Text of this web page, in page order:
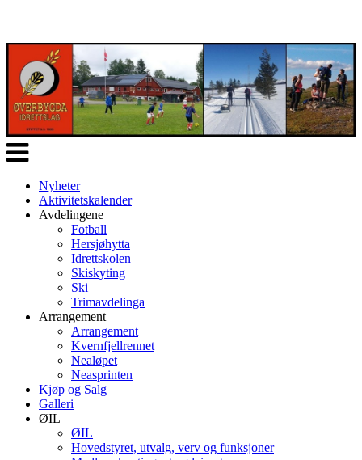
Veksle
navigasjon
Nyheter
Aktivitetskalender
Avdelingene
Fotball
Hersjøhytta
Idrettskolen
Skiskyting
Ski
Trimavdelinga
Arrangement
Arrangement
Kvernfjellrennet
Nealøpet
Neasprinten
Kjøp og Salg
Galleri
ØIL
ØIL
Hovedstyret, utvalg, verv og funksjoner